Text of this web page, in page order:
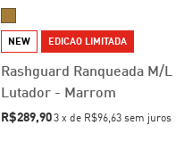
NEW EDICAO LIMITADA
Rashguard Ranqueada M/L
Lutador - Marrom
R$289,90 3 x de R$96,63 sem juros